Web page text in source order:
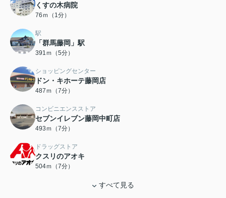
くすの木病院
76ｍ（1分）
駅
「群馬藤岡」駅
391ｍ（5分）
ショッピングセンター
ドン・キホーテ藤岡店
487ｍ（7分）
コンビニエンスストア
セブンイレブン藤岡中町店
493ｍ（7分）
ドラッグストア
クスリのアオキ
504ｍ（7分）
すべて見る